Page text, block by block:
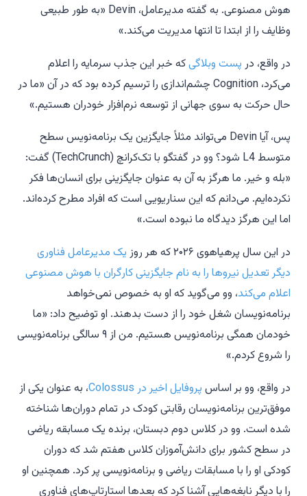
هوش مصنوعی. به گفته مدیرعامل، Devin «به طور طبیعی
وظایف را از ابتدا تا انتها مدیریت می‌کند.»
در واقع، در پست وبلاگیکه خبر این جذب سرمایه را اعلام
می‌کرد، Cognition چشم‌اندازی را ترسیم کرده بود که در آن «ما در
حال حرکت به سوی جهانی از توسعه نرم‌افزار خودران هستیم.»
پس، آیا Devin می‌تواند مثلاً جایگزین یک برنامه‌نویس سطح
متوسط L4 شود؟ وو در گفتگو با تک‌کرانچ (TechCrunch) گفت:
«بله و خیر. ما هرگز به آن به عنوان جایگزینی برای انسان‌ها فکر
نکرده‌ایم. می‌دانم که این سناریویی است که افراد مطرح کرده‌اند.
اما این هرگز دیدگاه ما نبوده است.»
در این سال پرهیاهوی ۲۰۲۶ که هر روز
یک مدیرعامل فناوری
دیگر تعدیل نیروها را به نام جایگزینی کارگران با هوش مصنوعی
اعلام می‌کند، وو می‌گوید که او به خصوص نمی‌خواهد
برنامه‌نویسان شغل خود را از دست بدهند. او توضیح داد: «ما
خودمان همگی برنامه‌نویس هستیم. من از ۹ سالگی برنامه‌نویسی
را شروع کردم.»
در واقع، وو بر اساس پروفایل اخیر در Colossus
، به عنوان یکی از
موفق‌ترین برنامه‌نویسان رقابتی کودک در تمام دوران‌ها شناخته
شده است. وو در کلاس دوم دبستان، برنده یک مسابقه ریاضی
در سطح کشور برای دانش‌آموزان کلاس هفتم شد که دوران
کودکی او را با مسابقات ریاضی و برنامه‌نویسی پر کرد. همچنین او
را با دیگر نابغه‌هایی آشنا کرد که بعدها استارتاپ‌های فناوری